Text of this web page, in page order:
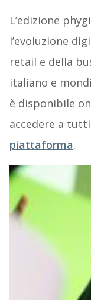
L’edizione
l’evoluzione
retail e della
italiano e
è disponibile
accedere a
piattaforma.